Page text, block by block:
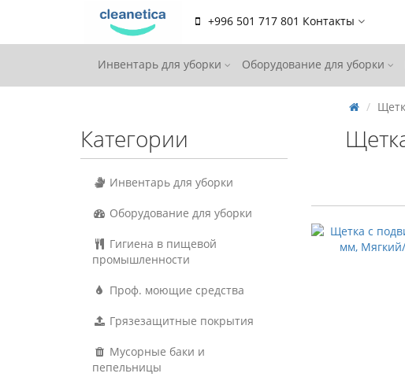
+996 501 717 801 Контакты
Инвентарь для уборки Оборудование для уборки
Категории
Инвентарь для уборки
Оборудование для уборки
Гигиена в пищевой
промышленности
Проф. моющие средства
Грязезащитные покрытия
Мусорные баки и
пепельницы